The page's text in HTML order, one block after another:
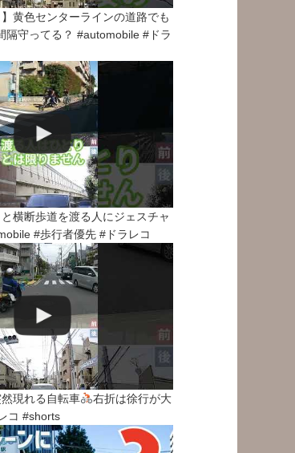
】黄色センターラインの道路でも
隔守ってる？ #automobile #ドラ
と横断歩道を渡る人にジェスチャ
#歩行者優先 #ドラレコ
現れる自転車
右折は徐行が大
コ #shorts